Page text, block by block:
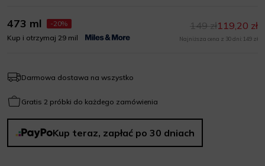
473 ml
-20%
Kup i otrzymaj 29 mil
119,20 zł
149 zł
Najniższa cena z 30 dni: 149 zł
Darmowa dostawa na wszystko
Gratis 2 próbki do każdego zamówienia
Kup teraz, zapłać po 30 dniach